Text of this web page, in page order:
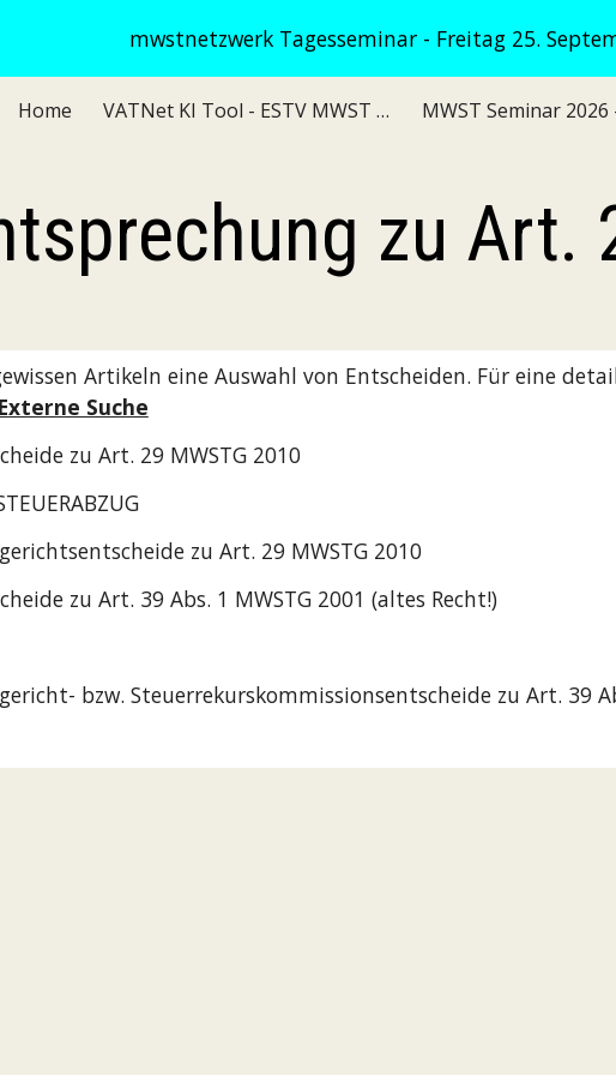
Skip to main content
mwstnetzwerk Tagesseminar - Freitag 25.
Home VATNet KI Tool - ESTV MWST Verwaltungspraxis
zu Art.
Artikeln eine Auswahl von Entscheiden. Für eine
Suche
zu Art. 29 MWSTG 2010
zu Art. 29 MWSTG 2010
zu Art. 39 Abs. 1 MWSTG 2001 (altes Recht!)
bzw. Steuerrekurskommissionsentscheide zu Art. 39